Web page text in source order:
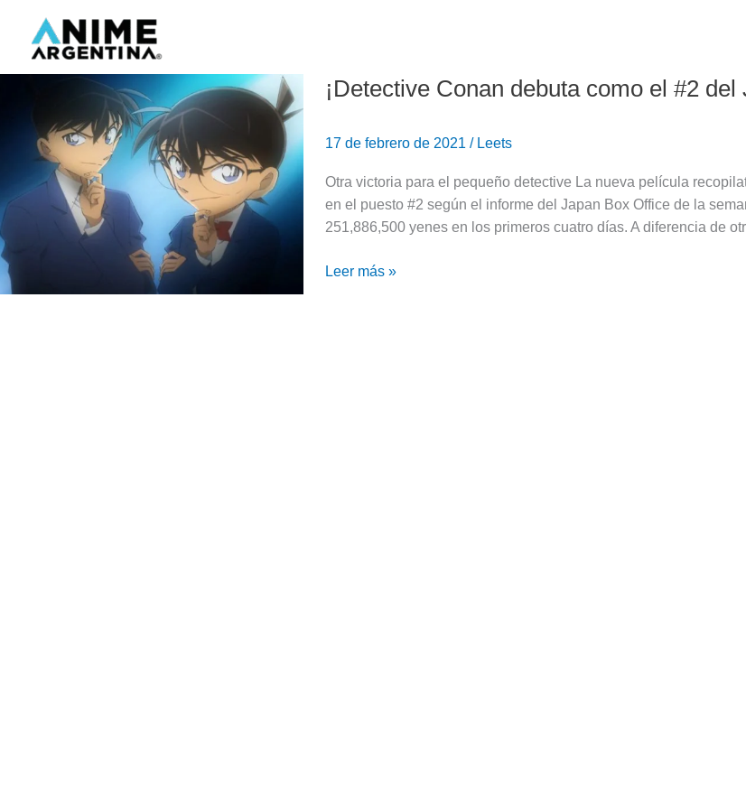
contenido
¡Detective Conan debuta como el #2
17 de febrero de 2021 / Leets
Otra victoria para el pequeño detective La nueva película
en el puesto #2 según el informe del Japan Box Office de la
251,886,500 yenes en los primeros cuatro días. A diferencia de
¡Detective
como
el
del
Box
Leer más »